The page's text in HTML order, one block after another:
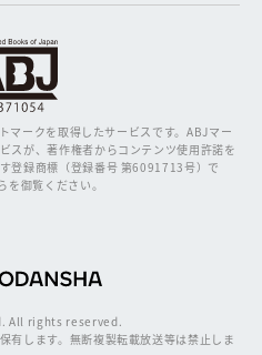
マークを取得したサービスです。ABJマー
スが、著作権者からコンテンツ使用許諾を
登録商標（登録番号 第6091713号）で
御覧ください。
All rights reserved.
有します。無断複製転載放送等は禁止しま